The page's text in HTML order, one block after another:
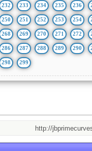
232 233 234 235 236
250 251 252 253 254
268 269 270 271 272
286 287 288 289 290
298 299
http://